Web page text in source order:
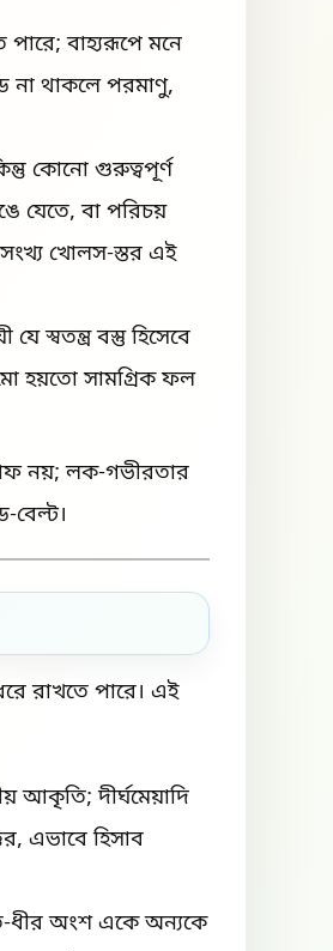
পারে; বাহ্যরূপে মনে
না থাকলে পরমাণু,
কোনো গুরুত্বপূর্ণ
যেতে, বা পরিচয়
খোলস-স্তর এই
স্বতন্ত্র বস্তু হিসেবে
হয়তো সামগ্রিক ফল
নয়; লক-গভীরতার
বেল্ট।
রাখতে পারে। এই
আকৃতি; দীর্ঘমেয়াদি
এভাবে হিসাব
ধীর অংশ একে অন্যকে